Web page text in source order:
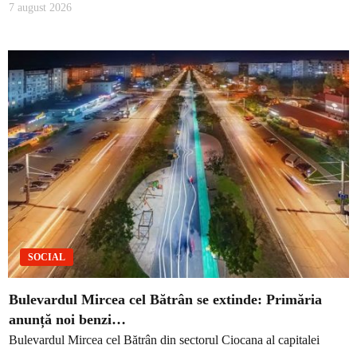
7 august 2026
SOCIAL
Bulevardul Mircea cel Bătrân se extinde: Primăria
anunță noi benzi…
Bulevardul Mircea cel Bătrân din sectorul Ciocana al capitalei